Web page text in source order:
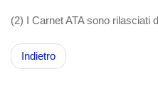
(2) I Carnet ATA sono rilasciati
Indietro